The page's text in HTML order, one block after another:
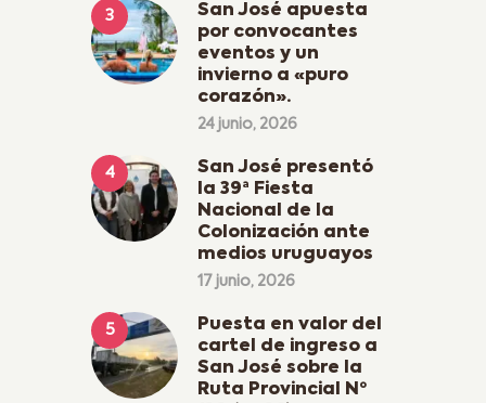
San José apuesta
por convocantes
eventos y un
invierno a «puro
corazón».
24 junio, 2026
San José presentó
la 39ª Fiesta
Nacional de la
Colonización ante
medios uruguayos
17 junio, 2026
Puesta en valor del
cartel de ingreso a
San José sobre la
Ruta Provincial Nº